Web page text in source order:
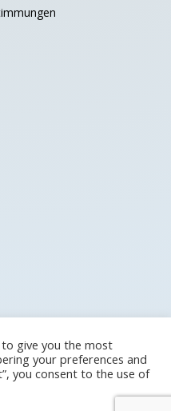
give you the most
your preferences and
you consent to the use of